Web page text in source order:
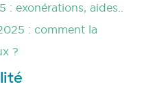
: exonérations, aides..
: comment la
?